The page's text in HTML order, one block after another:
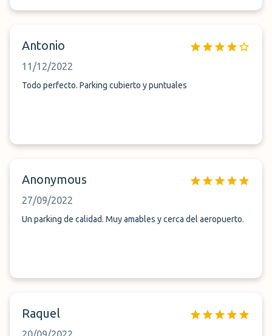
Antonio
11/12/2022
Todo perfecto. Parking cubierto y puntuales
Anonymous
27/09/2022
Un parking de calidad. Muy amables y cerca del aeropuerto.
Raquel